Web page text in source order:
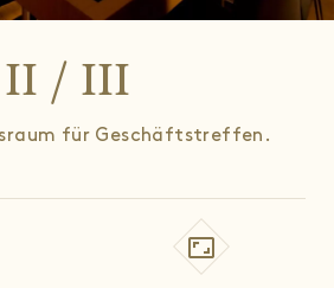
II / III
für Geschäftstreffen.